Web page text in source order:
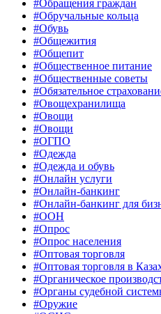
#Обращения граждан
#Обручальные кольца
#Обувь
#Общежития
#Общепит
#Общественное питание
#Общественные советы
#Обязательное
#Овощехранилища
#Овощи
#Овощи
#ОГПО
#Одежда
#Одежда и обувь
#Онлайн услуги
#Онлайн-банкинг
#Онлайн-банкинг для
#ООН
#Опрос
#Опрос населения
#Оптовая торговля
#Оптовая торговля в
#Органическое
#Органы судебной
#Оружие